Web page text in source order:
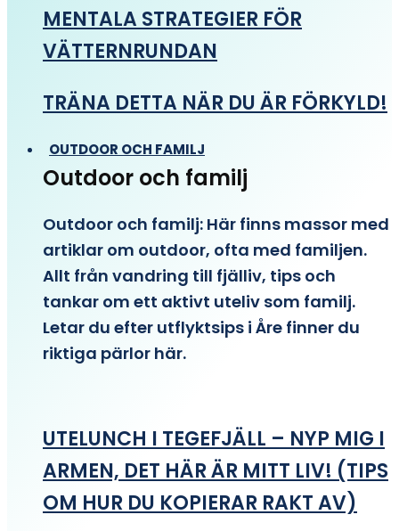
MENTALA STRATEGIER FÖR
VÄTTERNRUNDAN
TRÄNA DETTA NÄR DU ÄR FÖRKYLD!
OUTDOOR OCH FAMILJ
Outdoor och familj
Outdoor och familj: Här finns massor med
artiklar om outdoor, ofta med familjen.
Allt från vandring till fjälliv, tips och
tankar om ett aktivt uteliv som familj.
Letar du efter utflyktsips i Åre finner du
riktiga pärlor här.
UTELUNCH I TEGEFJÄLL – NYP MIG I
ARMEN, DET HÄR ÄR MITT LIV! (TIPS
OM HUR DU KOPIERAR RAKT AV)